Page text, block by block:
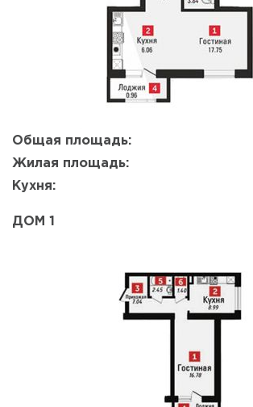
Общая площадь:
Жилая площадь:
Кухня:
Да, удалить Отмена
ДОМ 1
Да, удалить Отмена